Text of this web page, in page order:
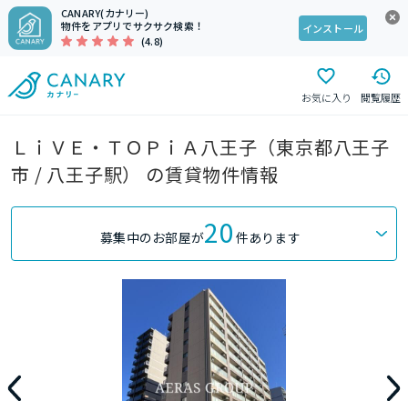
CANARY(カナリー)
物件をアプリでサクサク検索！
(4.8)
インストール
お気に入り 閲覧履歴
ＬｉＶＥ・ＴＯＰｉＡ八王子（東京都八王子
市 / 八王子駅） の賃貸物件情報
募集中のお部屋が20 件あります